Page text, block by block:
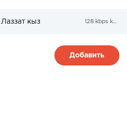
кыз 128 kbps kbps
Добавить